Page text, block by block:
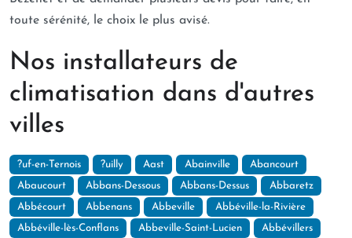
toute sérénité, le choix le plus avisé.
Nos installateurs de
climatisation dans d'autres
villes
?uf-en-Ternois ?uilly Aast Abainville Abancourt
Abaucourt Abbans-Dessous Abbans-Dessus Abbaretz
Abbécourt Abbenans Abbeville Abbéville-la-Rivière
Abbéville-lès-Conflans Abbeville-Saint-Lucien Abbévillers